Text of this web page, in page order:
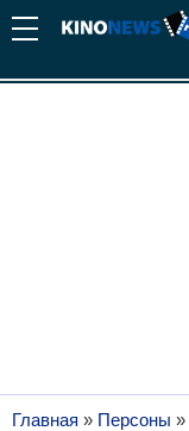
Главная » Персоны »